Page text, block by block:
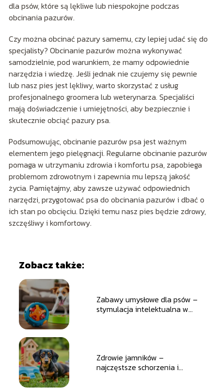
dla psów, które są lękliwe lub niespokojne podczas
obcinania pazurów.
Czy można obcinać pazury samemu, czy lepiej udać się do
specjalisty? Obcinanie pazurów można wykonywać
samodzielnie, pod warunkiem, że mamy odpowiednie
narzędzia i wiedzę. Jeśli jednak nie czujemy się pewnie
lub nasz pies jest lękliwy, warto skorzystać z usług
profesjonalnego groomera lub weterynarza. Specjaliści
mają doświadczenie i umiejętności, aby bezpiecznie i
skutecznie obciąć pazury psa.
Podsumowując, obcinanie pazurów psa jest ważnym
elementem jego pielęgnacji. Regularne obcinanie pazurów
pomaga w utrzymaniu zdrowia i komfortu psa, zapobiega
problemom zdrowotnym i zapewnia mu lepszą jakość
życia. Pamiętajmy, aby zawsze używać odpowiednich
narzędzi, przygotować psa do obcinania pazurów i dbać o
ich stan po obcięciu. Dzięki temu nasz pies będzie zdrowy,
szczęśliwy i komfortowy.
Zobacz także:
Zabawy umysłowe dla psów –
stymulacja intelektualna w
Zdrowie jamników –
najczęstsze schorzenia i